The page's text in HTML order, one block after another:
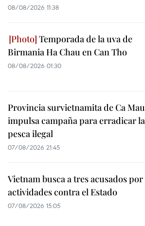
08/08/2026 11:38
Temporada de la uva de
Birmania Ha Chau en Can Tho
08/08/2026 01:30
Provincia survietnamita de Ca Mau
impulsa campaña para erradicar la
pesca ilegal
07/08/2026 21:45
Vietnam busca a tres acusados por
actividades contra el Estado
07/08/2026 15:05